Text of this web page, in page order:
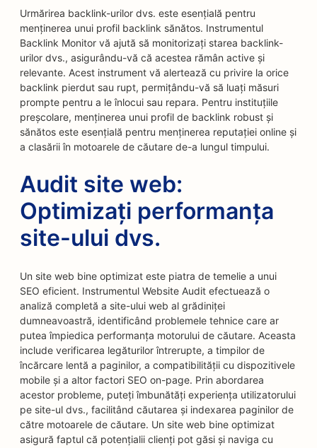
Urmărirea backlink-urilor dvs. este esențială pentru
menținerea unui profil backlink sănătos. Instrumentul
Backlink Monitor vă ajută să monitorizați starea backlink-
urilor dvs., asigurându-vă că acestea rămân active și
relevante. Acest instrument vă alertează cu privire la orice
backlink pierdut sau rupt, permițându-vă să luați măsuri
prompte pentru a le înlocui sau repara. Pentru instituțiile
preșcolare, menținerea unui profil de backlink robust și
sănătos este esențială pentru menținerea reputației online și
a clasării în motoarele de căutare de-a lungul timpului.
Audit site web:
Optimizați performanța
site-ului dvs.
Un site web bine optimizat este piatra de temelie a unui
SEO eficient. Instrumentul Website Audit efectuează o
analiză completă a site-ului web al grădiniței
dumneavoastră, identificând problemele tehnice care ar
putea împiedica performanța motorului de căutare. Aceasta
include verificarea legăturilor întrerupte, a timpilor de
încărcare lentă a paginilor, a compatibilității cu dispozitivele
mobile și a altor factori SEO on-page. Prin abordarea
acestor probleme, puteți îmbunătăți experiența utilizatorului
pe site-ul dvs., facilitând căutarea și indexarea paginilor de
către motoarele de căutare. Un site web bine optimizat
asigură faptul că potențialii clienți pot găsi și naviga cu